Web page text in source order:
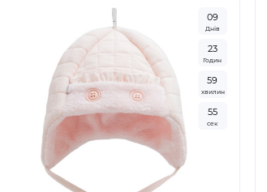
09
Днів
23
Годин
59
хвилин
53
сек